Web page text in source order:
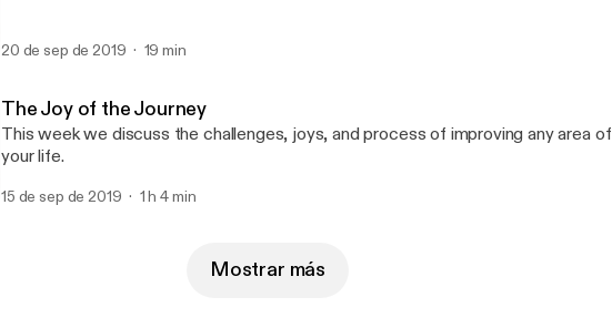
20 de sep de 2019 19 min
The Joy of the Journey
This week we discuss the challenges, joys, and process of improving any area of
your life.
15 de sep de 2019 1 h 4 min
Mostrar más